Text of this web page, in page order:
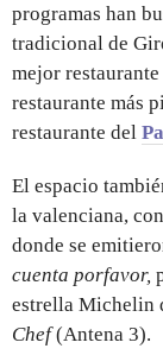
programas han
tradicional de
mejor
restaurante más
restaurante del
El espacio
la valenciana,
donde se
cuenta porfavor,
estrella Michelin
Chef(Antena 3).